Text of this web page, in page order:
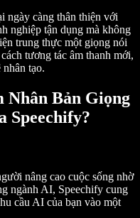
ngày càng thân thiện với
nghiệp tận dụng mà không
trung thực một giọng nói
tương tác âm thanh mới,
tạo.
Nhân Bản Giọng
Speechify?
nâng cao cuộc sống nhờ
ngành AI, Speechify cung
cầu AI của bạn vào một